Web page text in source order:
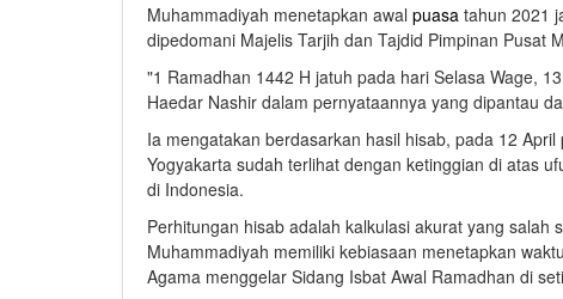
Muhammadiyah menetapkan awal puasa tahun 2021
dipedomani Majelis Tarjih dan Tajdid Pimpinan Pusat
"1 Ramadhan 1442 H jatuh pada hari Selasa Wage,
Haedar Nashir dalam pernyataannya yang dipantau
Ia mengatakan berdasarkan hasil hisab, pada 12
Yogyakarta sudah terlihat dengan ketinggian di atas
di Indonesia.
Perhitungan hisab adalah kalkulasi akurat yang
Muhammadiyah memiliki kebiasaan menetapkan
Agama menggelar Sidang Isbat Awal Ramadhan di